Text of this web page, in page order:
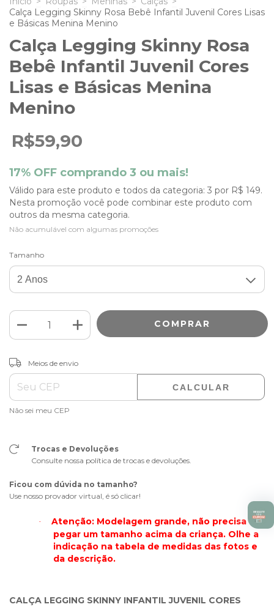
Calça Legging Skinny Rosa Bebê Infantil Juvenil Cores Lisas
e Básicas Menina Menino
Calça Legging Skinny Rosa
Bebê Infantil Juvenil Cores
Lisas e Básicas Menina
Menino
R$59,90
17% OFF comprando 3 ou mais!
Válido para este produto e todos da categoria: 3 por R$ 149.
Nesta promoção você pode combinar este produto com
outros da mesma categoria.
Não acumulável com algumas promoções
Tamanho
Entregas para o CEP:
Meios de envio
CALCULAR
Não sei meu CEP
Trocas e Devoluções
Consulte nossa política de trocas e devoluções.
Ficou com dúvida no tamanho?
Use nosso provador virtual, é só clicar!
·
Atenção: Modelagem grande, não precisa
pegar um tamanho acima da criança. Olhe a
indicação na tabela de medidas das fotos e
da descrição.
CALÇA LEGGING SKINNY INFANTIL JUVENIL CORES